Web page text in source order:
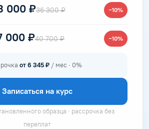
000 ₽36 300 ₽ −10%
000 ₽40 700 ₽ −10%
от 6 345 ₽ / мес · 0%
Записаться на курс
образца · рассрочка без
переплат